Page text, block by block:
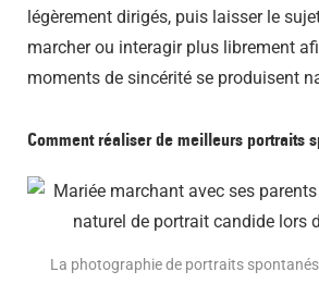
légèrement dirigés, puis laisser le
marcher ou interagir plus librement
moments de sincérité se produisent
Comment réaliser de meilleurs portraits
La photographie de portraits